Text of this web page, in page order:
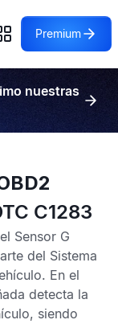
Premium
nuestras
C1283
Sensor G
del Sistema
En el
detecta la
siendo